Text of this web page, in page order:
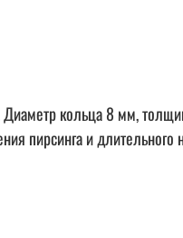
кольца 8 мм,
пирсинга и